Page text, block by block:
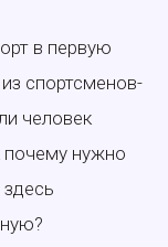
в первую
спортсменов-
человек
почему нужно